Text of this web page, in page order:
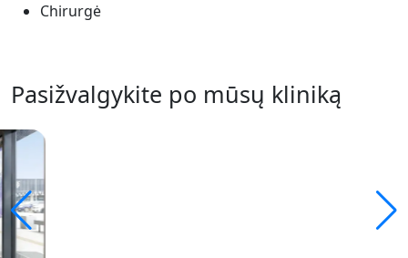
Chirurgė
Pasižvalgykite po mūsų kliniką